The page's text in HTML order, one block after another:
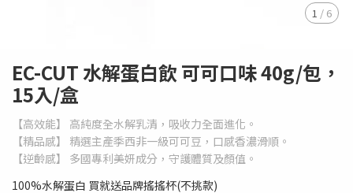
1 / 6
EC-CUT 水解蛋白飲 可可口味 40g/包，
15入/盒
【高效能】 高純度全水解乳清，吸收力全面進化。
【精品感】 精選主產季西非一級可可豆，口感香濃滑順。
【逆齡感】 多國專利美妍成分，守護體質及顏值。
100%水解蛋白 買就送品牌搖搖杯(不挑款)